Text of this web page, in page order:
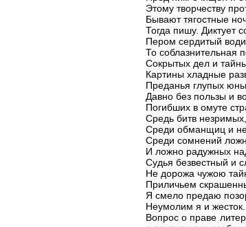
Этому творчеству
Бывают тягостные
Тогда пишу. Диктует
Пером сердитый
То соблазнительная
Сокрытых дел и
Картины хладные
Преданья глупых
Давно без пользы и
Погибших в омуте
Средь битв
Среди обманщиц и
Среди сомнений
И ложно радужных
Судья безвестный и
Не дорожа чужою
Приличьем
Я смело предаю
Неумолим я и
Вопрос о праве